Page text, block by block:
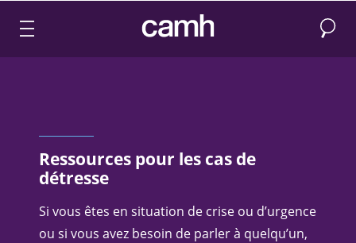
CAMH logo
Ressources pour les cas de
détresse
Si vous êtes en situation de crise ou d’urgence
ou si vous avez besoin de parler à quelqu’un,